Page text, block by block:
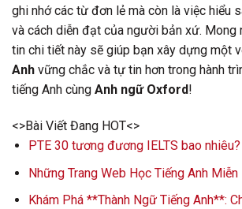
ghi nhớ các từ đơn lẻ mà còn là việc hiểu
và cách diễn đạt của người bản xứ. Mong
tin chi tiết này sẽ giúp bạn xây dựng một
Anh vững chắc và tự tin hơn trong hành
tiếng Anh cùng Anh ngữ Oxford!
<>Bài Viết Đang HOT<>
PTE 30 tương đương IELTS bao
Những Trang Web Học Tiếng Anh
Khám Phá **Thành Ngữ Tiếng Anh**: